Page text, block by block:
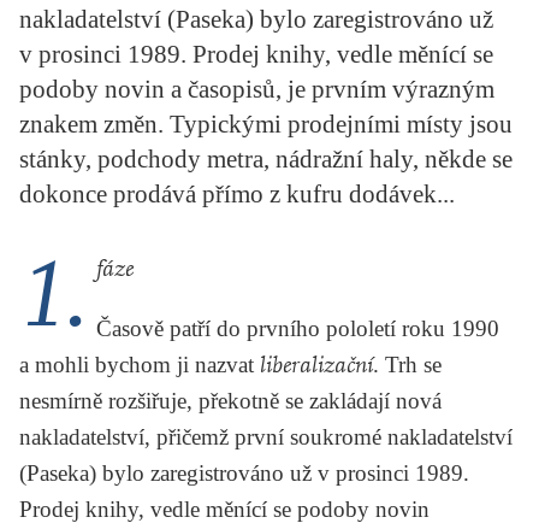
KRITIKA PŘEKLADU
UKÁZKA
SLOUPEK
nakladatelství (Paseka) bylo zaregistrováno už
v prosinci 1989. Prodej knihy, vedle měnící se
podoby novin a časopisů, je prvním výrazným
znakem změn. Typickými prodejními místy jsou
stánky, podchody metra, nádražní haly, někde se
dokonce prodává přímo z kufru dodávek...
1. fáze
Časově patří do prvního pololetí roku 1990
a mohli bychom ji nazvat liberalizační. Trh se
nesmírně rozšiřuje, překotně se zakládají nová
nakladatelství, přičemž první soukromé nakladatelství
(Paseka) bylo zaregistrováno už v prosinci 1989.
Prodej knihy, vedle měnící se podoby novin